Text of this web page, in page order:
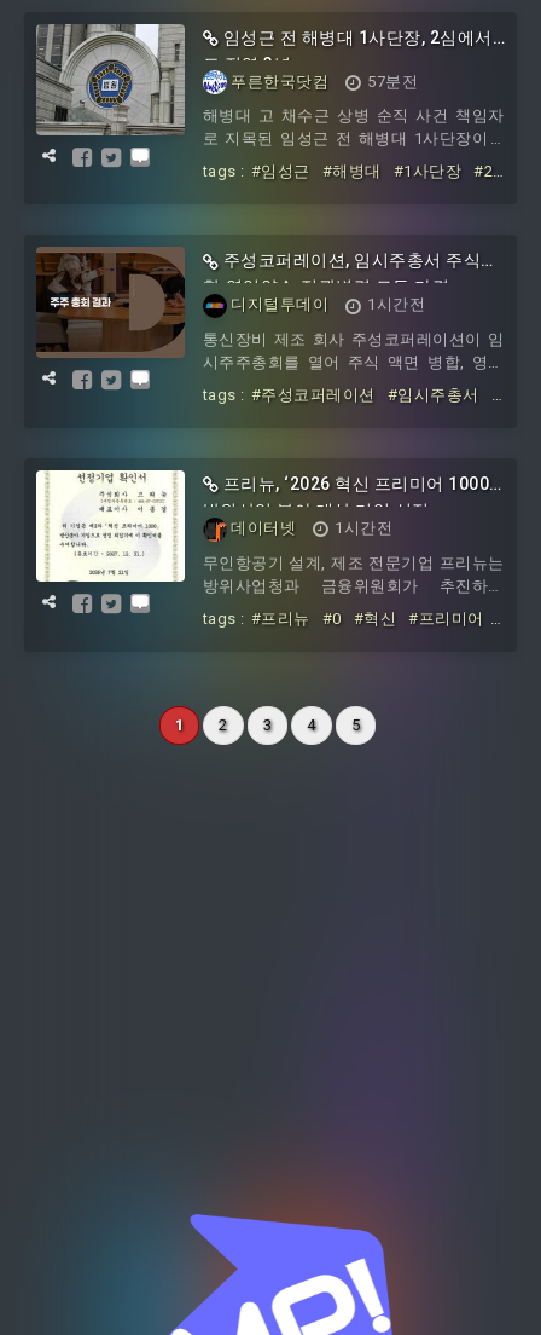
임성근 전 해병대 1사단장, 2심에서
도 징역 3년
푸른한국닷컴
57분전
해병대 고 채수근 상병 순직 사건 책임자
로 지목된 임성근 전 해병대 1사단장이 2
심에서도 1심과 같이 징역 3년을 선고받았
다. [서원일 기...
tags : #임성근 #해병대 #1사단장
#2
주성코퍼레이션, 임시주총서 주식병
합·영업양수·정관변경 모두 가결
디지털투데이
1시간전
통신장비 제조 회사 주성코퍼레이션이 임
시주주총회를 열어 주식 액면 병합, 영업
양수, 정관 일부 변경 등 3개 안건을 모두
가결했다고 7일 공시했다.이날 개최된 임
합의 승인의 건은 발행주식총수 기준 찬성
률 59.2%, 행사주식수 기준 찬성률 100%
로 가결됐다. 반대·기권 등 비율은 0%였다.
제2호 안건인 영업양수 승인의 건은 특별
이해관계인 소유 주식을 공제한 기준으로
발행주식총수 기준 찬성률 36.3%, 행사
tags : #주성코퍼레이션 #임시주총서
#
프리뉴, ‘2026 혁신 프리미어 1000’
방위산업 분야 대상 기업 선정
데이터넷
1시간전
무인항공기 설계, 제조 전문기업 프리뉴는
방위사업청과 금융위원회가 추진하는
‘2026년 혁신 프리미어 1000’ 방위산업 분
야 대상 기업으로 선정됐다고 밝혔다.‘혁신
그램이다. 선정된 기업은 정책금융기관을
통해 대출·보증·투자 등 맞춤형 자금 지원
tags : #프리뉴 #0 #혁신
#프리미어
1 2 3 4 5